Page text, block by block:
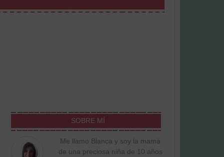
SOBRE MÍ
Me llamo Blanca y soy la mamá
de una preciosa niña de 10 años